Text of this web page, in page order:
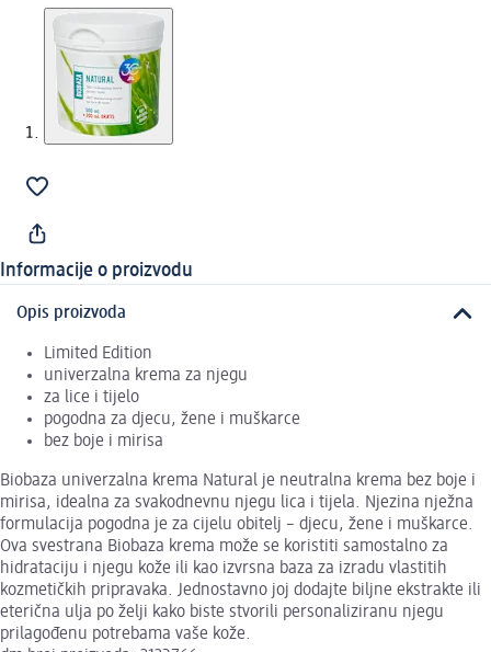
Informacije o proizvodu
Opis proizvoda
Limited Edition
univerzalna krema za njegu
za lice i tijelo
pogodna za djecu, žene i muškarce
bez boje i mirisa
Biobaza univerzalna krema Natural je neutralna krema bez boje i
mirisa, idealna za svakodnevnu njegu lica i tijela. Njezina nježna
formulacija pogodna je za cijelu obitelj – djecu, žene i muškarce.
Ova svestrana Biobaza krema može se koristiti samostalno za
hidrataciju i njegu kože ili kao izvrsna baza za izradu vlastitih
kozmetičkih pripravaka. Jednostavno joj dodajte biljne ekstrakte ili
eterična ulja po želji kako biste stvorili personaliziranu njegu
prilagođenu potrebama vaše kože.